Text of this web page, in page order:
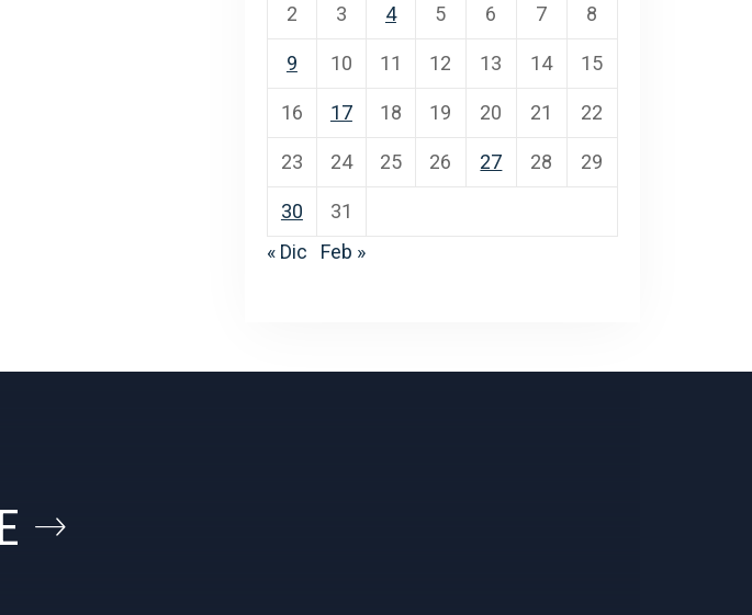
2 3 4 5 6 7 8
9 10 11 12 13 14 15
16 17 18 19 20 21 22
23 24 25 26 27 28 29
30
31
« Dic
Feb »